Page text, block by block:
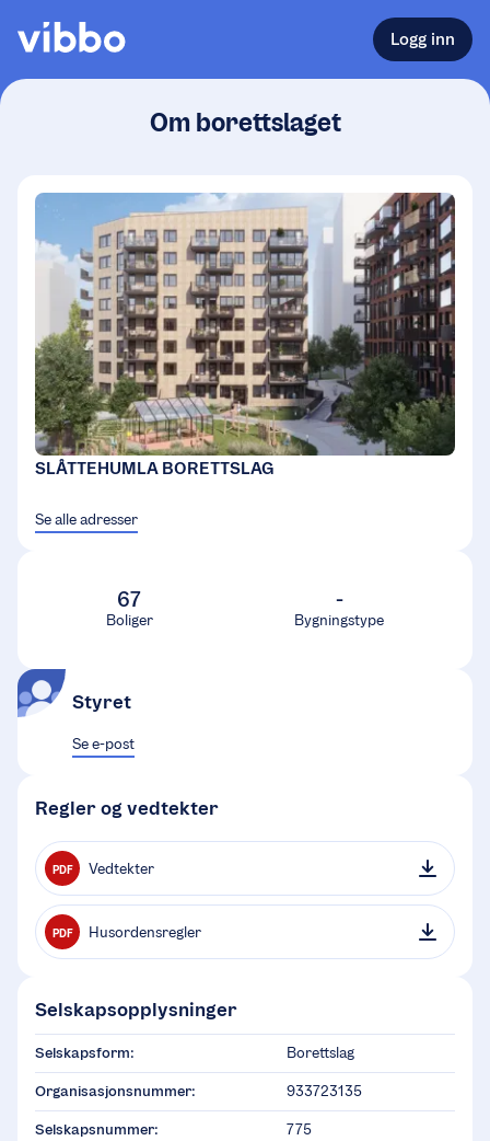
Logg inn
Om borettslaget
SLÅTTEHUMLA BORETTSLAG
Se alle adresser
67
Boliger
-
Bygningstype
Styret
Se e-post
Regler og vedtekter
PDF Vedtekter
PDF Husordensregler
Selskapsopplysninger
Selskapsform: Borettslag
Organisasjonsnummer: 933723135
Selskapsnummer: 775